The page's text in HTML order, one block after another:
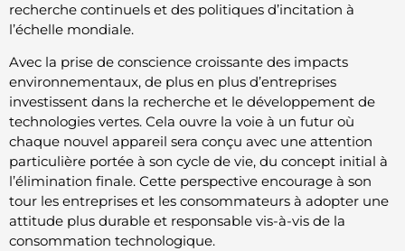
recherche continuels et des politiques d’incitation à
l’échelle mondiale.
Avec la prise de conscience croissante des impacts
environnementaux, de plus en plus d’entreprises
investissent dans la recherche et le développement de
technologies vertes. Cela ouvre la voie à un futur où
chaque nouvel appareil sera conçu avec une attention
particulière portée à son cycle de vie, du concept initial à
l’élimination finale. Cette perspective encourage à son
tour les entreprises et les consommateurs à adopter une
attitude plus durable et responsable vis-à-vis de la
consommation technologique.